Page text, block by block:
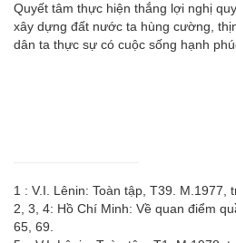
Quyết tâm thực hiện thắng lợi nghị
xây dựng đất nước ta hùng cường,
dân ta thực sự có cuộc sống hạnh
Hội đồng Lý
1 : V.I. Lênin: Toàn tập, T39. M.1977,
2, 3, 4: Hồ Chí Minh: Về quan điểm
65, 69.